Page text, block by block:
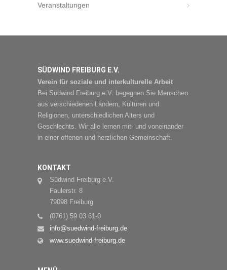
Veranstaltungen
SÜDWIND FREIBURG E.V.
Verein für soziale und interkulturelle Arbeit
Bei Südwind Freiburg e.V. begegnen Sie Menschen
aus verschiedenen Ländern, Kulturen und
Religionen, unterschiedlichen Alters und
Geschlechts. Wir alle lernen mit- und voneinander
in einer offenen und herzlichen Gemeinschaft.
KONTAKT
Südwind Freiburg e.V.
Faulerstr. 8
79098 Freiburg
(0761) 59 03 61-0
info@suedwind-freiburg.de
www.suedwind-freiburg.de